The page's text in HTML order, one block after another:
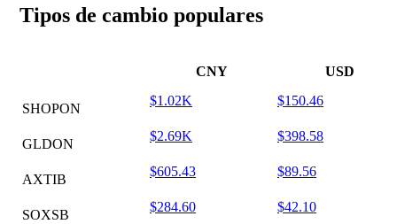
Tipos de cambio populares
CNY USD
SHOPON
$1.02K $150.46
GLDON
$2.69K $398.58
AXTIB
$605.43 $89.56
SOXSB
$284.60 $42.10